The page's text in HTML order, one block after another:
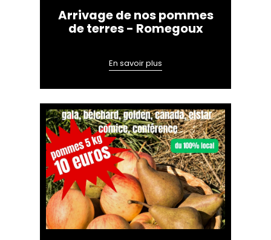
Arrivage de nos pommes
de terres - Romegoux
En savoir plus